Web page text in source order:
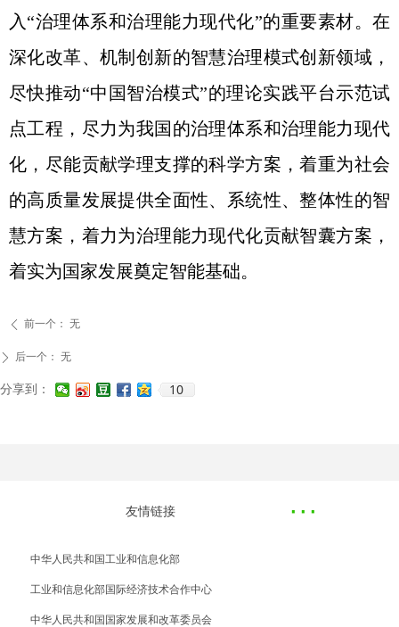
入“治理体系和治理能力现代化”的重要素材。在
深化改革、机制创新的智慧治理模式创新领域，
尽快推动“中国智治模式”的理论实践平台示范试
点工程，尽力为我国的治理体系和治理能力现代
化，尽能贡献学理支撑的科学方案，着重为社会
的高质量发展提供全面性、系统性、整体性的智
慧方案，着力为治理能力现代化贡献智囊方案，
着实为国家发展奠定智能基础。
ꄴ 前一个： 无
ꄲ 后一个： 无
分享到： 10
友情链接 ···
中华人民共和国工业和信息化部
工业和信息化部国际经济技术合作中心
中华人民共和国国家发展和改革委员会